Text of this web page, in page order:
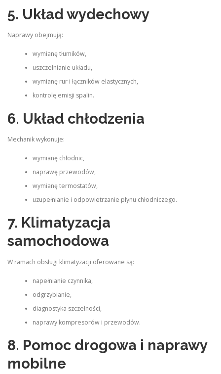
5. Układ wydechowy
Naprawy obejmują:
wymianę tłumików,
uszczelnianie układu,
wymianę rur i łączników elastycznych,
kontrolę emisji spalin.
6. Układ chłodzenia
Mechanik wykonuje:
wymianę chłodnic,
naprawę przewodów,
wymianę termostatów,
uzupełnianie i odpowietrzanie płynu chłodniczego.
7. Klimatyzacja
samochodowa
W ramach obsługi klimatyzacji oferowane są:
napełnianie czynnika,
odgrzybianie,
diagnostyka szczelności,
naprawy kompresorów i przewodów.
8. Pomoc drogowa i naprawy
mobilne